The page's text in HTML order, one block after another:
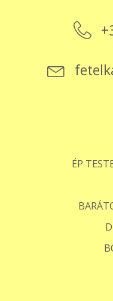
ÉP